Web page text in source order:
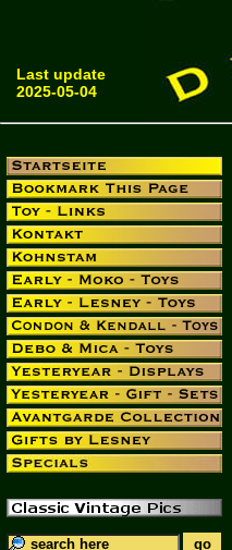
Last update
2025-05-04